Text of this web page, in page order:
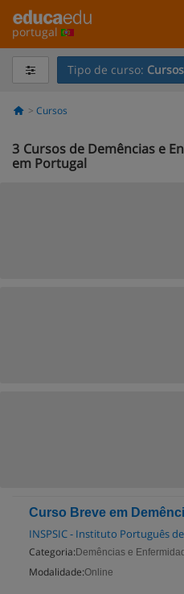
portugal
Tipo de curso: Cursos
Cursos
3 Cursos de Demências e
em Portugal
Curso Breve em
INSPSIC - Instituto Português
Categoria: Demências e
Modalidade:Online